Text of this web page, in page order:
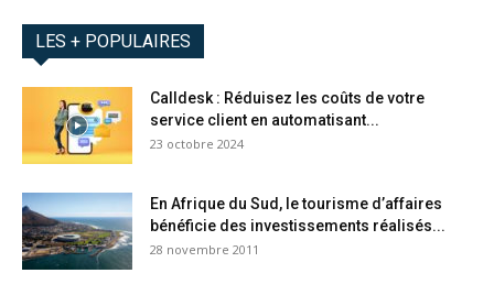
LES + POPULAIRES
Calldesk : Réduisez les coûts de votre
service client en automatisant...
23 octobre 2024
En Afrique du Sud, le tourisme d’affaires
bénéficie des investissements réalisés...
28 novembre 2011